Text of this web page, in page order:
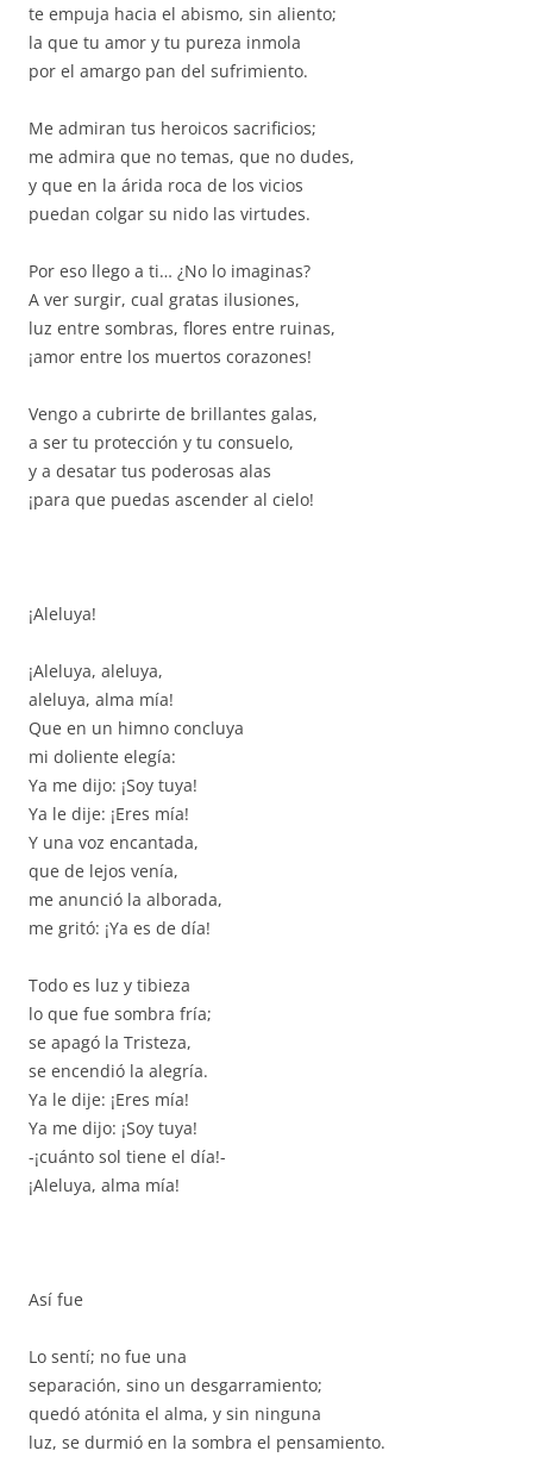
te empuja hacia el abismo, sin aliento;
la que tu amor y tu pureza inmola
por el amargo pan del sufrimiento.
Me admiran tus heroicos sacrificios;
me admira que no temas, que no dudes,
y que en la árida roca de los vicios
puedan colgar su nido las virtudes.
Por eso llego a ti… ¿No lo imaginas?
A ver surgir, cual gratas ilusiones,
luz entre sombras, flores entre ruinas,
¡amor entre los muertos corazones!
Vengo a cubrirte de brillantes galas,
a ser tu protección y tu consuelo,
y a desatar tus poderosas alas
¡para que puedas ascender al cielo!
¡Aleluya!
¡Aleluya, aleluya,
aleluya, alma mía!
Que en un himno concluya
mi doliente elegía:
Ya me dijo: ¡Soy tuya!
Ya le dije: ¡Eres mía!
Y una voz encantada,
que de lejos venía,
me anunció la alborada,
me gritó: ¡Ya es de día!
Todo es luz y tibieza
lo que fue sombra fría;
se apagó la Tristeza,
se encendió la alegría.
Ya le dije: ¡Eres mía!
Ya me dijo: ¡Soy tuya!
-¡cuánto sol tiene el día!-
¡Aleluya, alma mía!
Así fue
Lo sentí; no fue una
separación, sino un desgarramiento;
quedó atónita el alma, y sin ninguna
luz, se durmió en la sombra el pensamiento.